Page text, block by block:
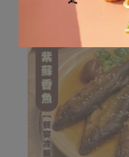
加入購物車